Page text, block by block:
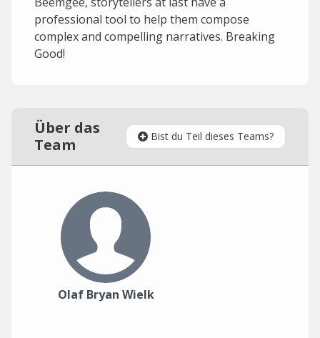
professional tool to help them compose
complex and compelling narratives. Breaking
Good!
Über das
Team
Bist du Teil dieses Teams?
Olaf Bryan Wielk